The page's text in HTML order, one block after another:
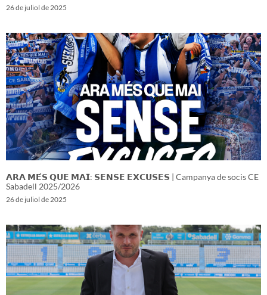
26 de juliol de 2025
𝗔𝗥𝗔 𝗠𝗘́𝗦 𝗤𝗨𝗘 𝗠𝗔𝗜: 𝗦𝗘𝗡𝗦𝗘 𝗘𝗫𝗖𝗨𝗦𝗘𝗦 | Campanya de socis CE
Sabadell 2025/2026
26 de juliol de 2025